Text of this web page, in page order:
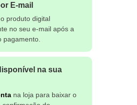
E-mail
produto digital
no seu e-mail após a
pagamento.
na sua
na loja para baixar o